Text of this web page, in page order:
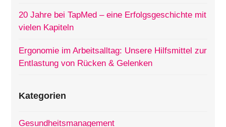
20 Jahre bei TapMed – eine Erfolgsgeschichte mit
vielen Kapiteln
Ergonomie im Arbeitsalltag: Unsere Hilfsmittel zur
Entlastung von Rücken & Gelenken
Kategorien
Gesundheitsmanagement